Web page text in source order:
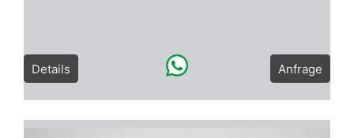
Details Anfrage